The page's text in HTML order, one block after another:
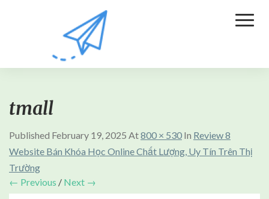
tmall
Published February 19, 2025 At800 × 530 In Review 8
Website Bán Khóa Học Online Chất Lượng, Uy Tín Trên Thị
Trường
← Previous / Next →